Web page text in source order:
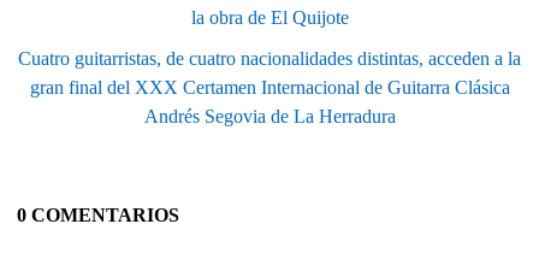
la obra de El Quijote
Cuatro guitarristas, de cuatro nacionalidades distintas, acceden a la
gran final del XXX Certamen Internacional de Guitarra Clásica
Andrés Segovia de La Herradura
0 COMENTARIOS